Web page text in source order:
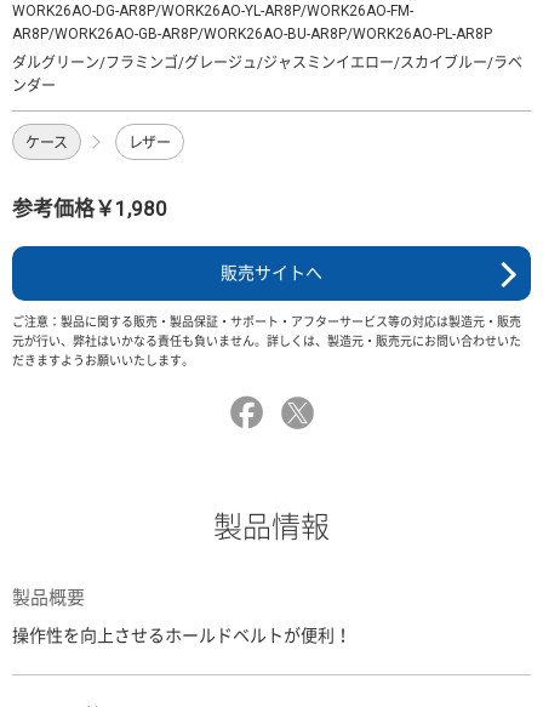
WORK26AO-DG-AR8P/WORK26AO-YL-AR8P/WORK26AO-FM-
AR8P/WORK26AO-GB-AR8P/WORK26AO-BU-AR8P/WORK26AO-PL-AR8P
ダルグリーン/フラミンゴ/グレージュ/ジャスミンイエロー/スカイブルー/ラベ
ンダー
ケース レザー
参考価格￥1,980
販売サイトへ
ご注意：製品に関する販売・製品保証・サポート・アフターサービス等の対応は製造元・販売
元が行い、弊社はいかなる責任も負いません。詳しくは、製造元・販売元にお問い合わせいた
だきますようお願いいたします。
製品情報
製品概要
操作性を向上させるホールドベルトが便利！